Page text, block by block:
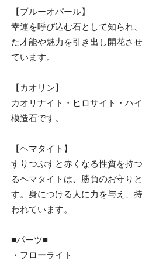
【ブルーオパール】
幸運を呼び込む石として知られ
た才能や魅力を引き出し開花さ
ています。
【カオリン】
カオリナイト・ヒロサイト・ハ
模造石です。
【ヘマタイト】
すりつぶすと赤くなる性質を持
るヘマタイトは、勝負のお守り
す。身につける人に力を与え、
われています。
■パーツ■
・フローライト